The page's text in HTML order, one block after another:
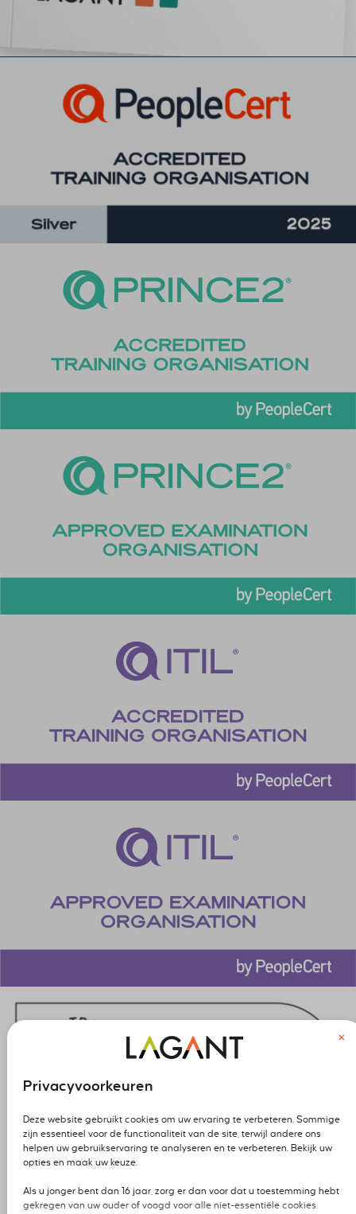
Privacyvoorkeuren
×
Deze website gebruikt cookies om uw ervaring te verbeteren. Sommige
zijn essentieel voor de functionaliteit van de site, terwijl andere ons
helpen uw gebruikservaring te analyseren en te verbeteren. Bekijk uw
opties en maak uw keuze.
Als u jonger bent dan 16 jaar, zorg er dan voor dat u toestemming hebt
gekregen van uw ouder of voogd voor alle niet-essentiële cookies.